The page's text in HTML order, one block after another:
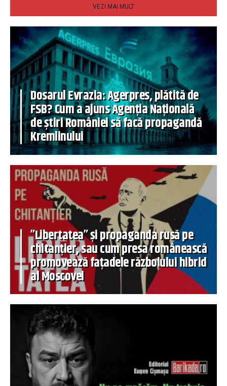
VEZI MAI MULT
Dosarul Evrazia: Agerpres, plătită de
FSB? Cum a ajuns Agenția Națională
de știri României să facă propagandă
Kremlinului
”Libertatea” și propaganda rusă pe
chitanțier, sau cum presa românească
promovează fațadele războiului hibrid
al Moscovei